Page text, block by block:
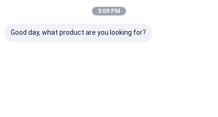
3:09 PM
Good day, what product are you looking for?